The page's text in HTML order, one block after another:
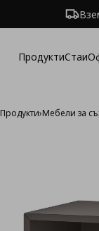
ПродуктиСтаи
Продукти›Мебели за